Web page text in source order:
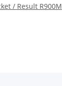
/ Result R900M